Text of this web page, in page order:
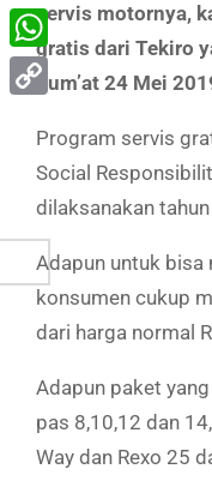
servis motornya,
gratis dari Tekiro
Jum’at 24 Mei
Program servis
Social
dilaksanakan tahun
Adapun untuk
konsumen cukup
dari harga normal
Adapun paket
pas 8,10,12 dan
Way dan Rexo 25
X
WhatsApp
Link